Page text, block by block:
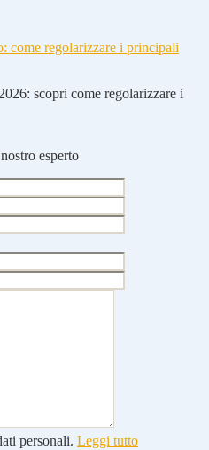
come regolarizzare i principali
scopri come regolarizzare i
esperto
personali. Leggi tutto